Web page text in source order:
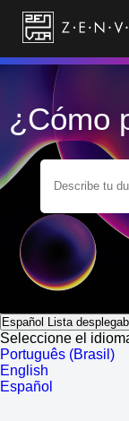
¿Cómo
Español Lista
Seleccione el
Português (Brasil)
English
Español